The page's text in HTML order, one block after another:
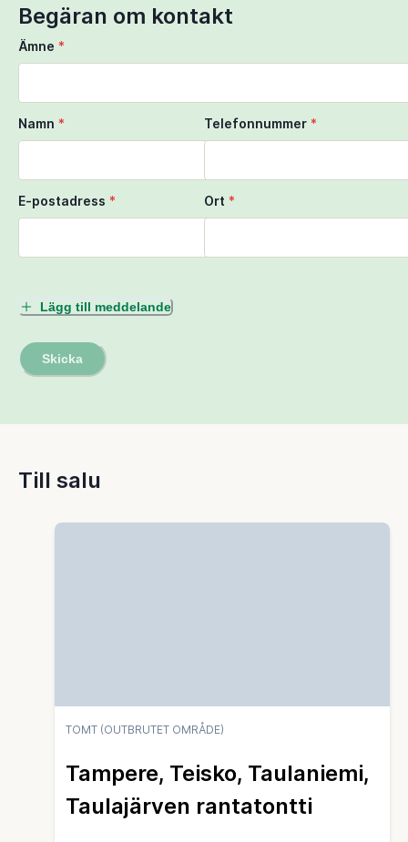
Use two fingers to move the map
Begäran om kontakt
Ämne *
Namn * Telefonnummer *
E-postadress * Ort *
Lägg till meddelande
Skicka
Till salu
TOMT (OUTBRUTET OMRÅDE)
Tampere, Teisko, Taulaniemi,
Taulajärven rantatontti